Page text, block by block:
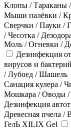
Клопы / Тараканы
Мыши палёвки /
Сверчки / Пауки /
/ Чесотка /
Моль / Огневки /
Дезинфекция
вирусов и бактерий
/ Лубоед / Шашель
Санация кулера /
Мошкара / Оводы /
Дезинфекция
Древесная пчела /
ГелЬ XILIX Gel